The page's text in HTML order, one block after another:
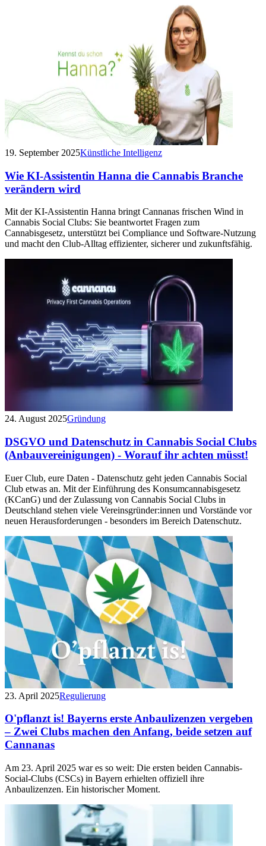
19. September 2025Künstliche Intelligenz
Wie KI-Assistentin Hanna die Cannabis Branche
verändern wird
Mit der KI-Assistentin Hanna bringt Cannanas frischen Wind in
Cannabis Social Clubs: Sie beantwortet Fragen zum
Cannabisgesetz, unterstützt bei Compliance und Software-Nutzung
und macht den Club-Alltag effizienter, sicherer und zukunftsfähig.
24. August 2025Gründung
DSGVO und Datenschutz in Cannabis Social Clubs
(Anbauvereinigungen) - Worauf ihr achten müsst!
Euer Club, eure Daten - Datenschutz geht jeden Cannabis Social
Club etwas an. Mit der Einführung des Konsumcannabisgesetz
(KCanG) und der Zulassung von Cannabis Social Clubs in
Deutschland stehen viele Vereinsgründer:innen und Vorstände vor
neuen Herausforderungen - besonders im Bereich Datenschutz.
23. April 2025Regulierung
O'pflanzt is! Bayerns erste Anbaulizenzen vergeben
– Zwei Clubs machen den Anfang, beide setzen auf
Cannanas
Am 23. April 2025 war es so weit: Die ersten beiden Cannabis-
Social-Clubs (CSCs) in Bayern erhielten offiziell ihre
Anbaulizenzen. Ein historischer Moment.